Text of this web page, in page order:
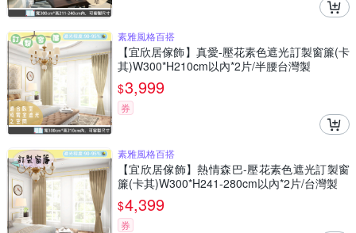
素雅風格百搭
【宜欣居傢飾】真愛-壓花素色遮光訂製窗簾(卡
其)W300*H210cm以內*2片/半腰台灣製
$3,999
券
素雅風格百搭
【宜欣居傢飾】熱情森巴-壓花素色遮光訂製窗
簾(卡其)W300*H241-280cm以內*2片/台灣製
$4,399
券